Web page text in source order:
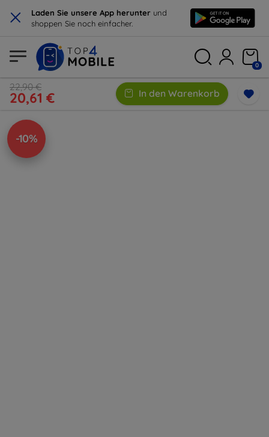
× Laden Sie unsere App herunter und
shoppen Sie noch einfacher.
0
22,90 €
20,61 € In den Warenkorb
-10%